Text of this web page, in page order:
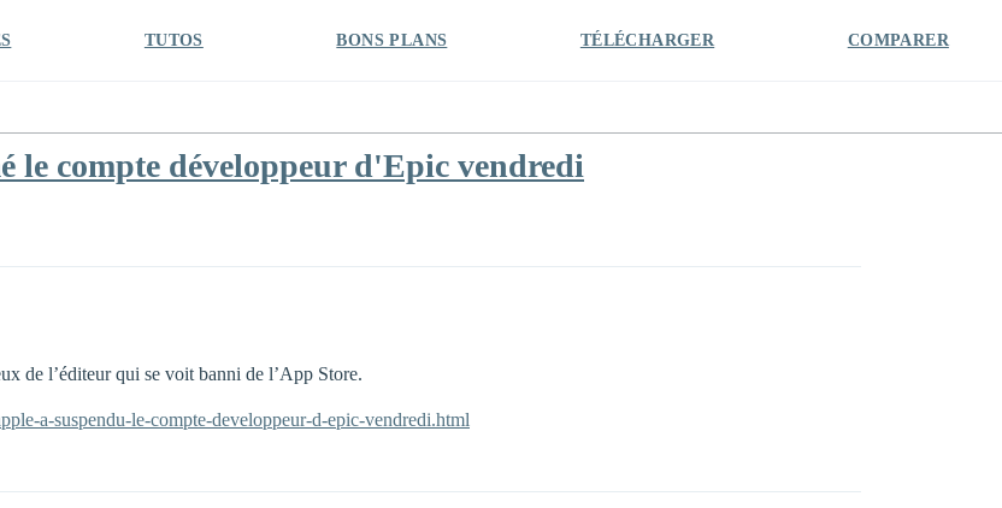
TUTOS BONS PLANS TÉLÉCHARGER COMPARER
le compte développeur d'Epic vendredi
de l’éditeur qui se voit banni de l’App Store.
a-suspendu-le-compte-developpeur-d-epic-vendredi.html